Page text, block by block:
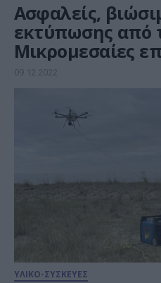
Ασφαλείς,
εκτύπωσης από
Μικρομεσαίες
09.12.2022
ΥΛΙΚΟ-ΣΥΣΚΕΥΕΣ